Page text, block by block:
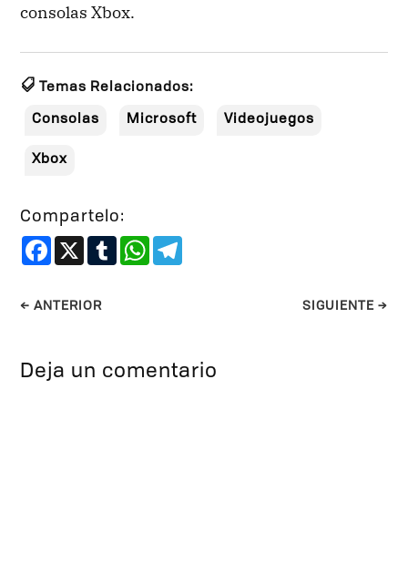
consolas Xbox.
Temas Relacionados:
Consolas Microsoft Videojuegos
Xbox
Compartelo:
Facebook
X TumblrWhatsApp
←ANTERIOR SIGUIENTE→
Deja un comentario